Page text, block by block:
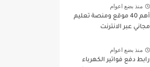
منذ بضع اعوام
أهم 40 موقع ومنصة تعليم
مجاني عبر الانترنت
منذ بضع اعوام
رابط دفع فواتير الكهرباء